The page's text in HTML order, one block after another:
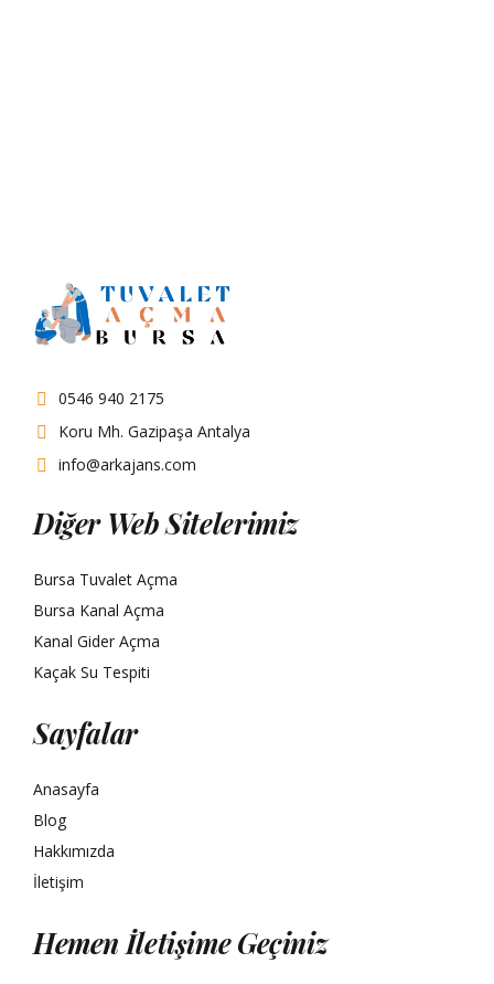
0546 940 2175
Koru Mh. Gazipaşa Antalya
info@arkajans.com
Diğer Web Sitelerimiz
Bursa Tuvalet Açma
Bursa Kanal Açma
Kanal Gider Açma
Kaçak Su Tespiti
Sayfalar
Anasayfa
Blog
Hakkımızda
İletişim
Hemen İletişime Geçiniz